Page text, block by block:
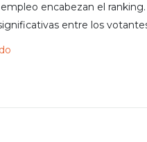
encabezan el
entre los